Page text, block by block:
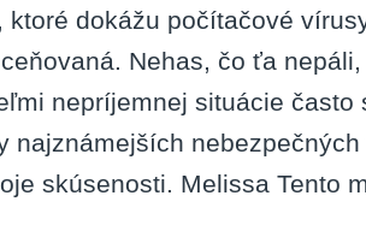
dokážu počítačové
Nehas, čo ťa
nepríjemnej situácie často
najznámejších
skúsenosti. Melissa Tento